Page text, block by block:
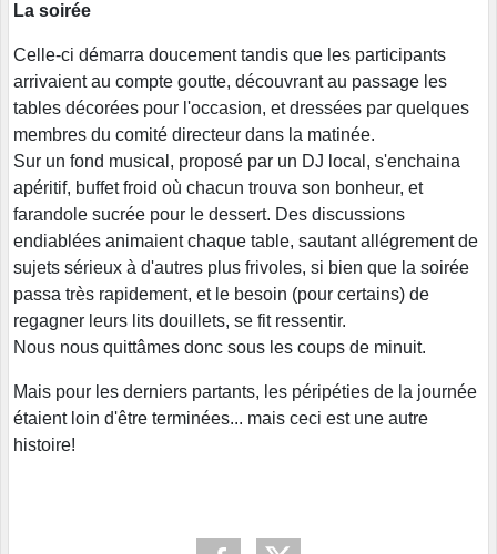
La soirée
Celle-ci démarra doucement tandis que les participants
arrivaient au compte goutte, découvrant au passage les
tables décorées pour l'occasion, et dressées par quelques
membres du comité directeur dans la matinée.
Sur un fond musical, proposé par un DJ local, s'enchaina
apéritif, buffet froid où chacun trouva son bonheur, et
farandole sucrée pour le dessert. Des discussions
endiablées animaient chaque table, sautant allégrement de
sujets sérieux à d'autres plus frivoles, si bien que la soirée
passa très rapidement, et le besoin (pour certains) de
regagner leurs lits douillets, se fit ressentir.
Nous nous quittâmes donc sous les coups de minuit.
Mais pour les derniers partants, les péripéties de la journée
étaient loin d'être terminées... mais ceci est une autre
histoire!